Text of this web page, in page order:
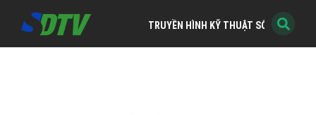
TRUYỀN HÌNH KỸ THUẬT SỐ MIỀN NAM